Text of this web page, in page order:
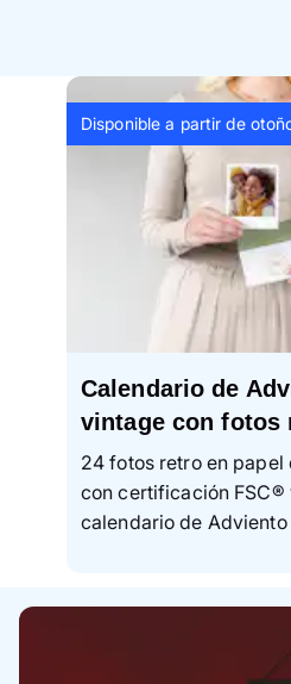
Disponible a partir de
Calendario de
vintage con fotos
24 fotos retro en papel
con certificación FSC®
calendario de Adviento